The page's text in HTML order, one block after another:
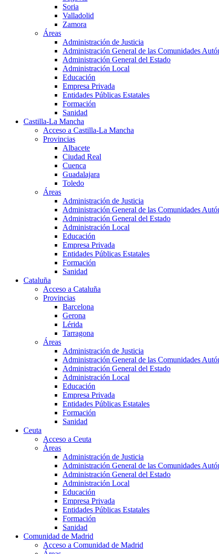
Soria
Valladolid
Zamora
Áreas
Administración de Justicia
Administración General de las Comunidades
Administración General del Estado
Administración Local
Educación
Empresa Privada
Entidades Públicas Estatales
Formación
Sanidad
Castilla-La Mancha
Acceso a Castilla-La Mancha
Provincias
Albacete
Ciudad Real
Cuenca
Guadalajara
Toledo
Áreas
Administración de Justicia
Administración General de las Comunidades
Administración General del Estado
Administración Local
Educación
Empresa Privada
Entidades Públicas Estatales
Formación
Sanidad
Cataluña
Acceso a Cataluña
Provincias
Barcelona
Gerona
Lérida
Tarragona
Áreas
Administración de Justicia
Administración General de las Comunidades
Administración General del Estado
Administración Local
Educación
Empresa Privada
Entidades Públicas Estatales
Formación
Sanidad
Ceuta
Acceso a Ceuta
Áreas
Administración de Justicia
Administración General de las Comunidades
Administración General del Estado
Administración Local
Educación
Empresa Privada
Entidades Públicas Estatales
Formación
Sanidad
Comunidad de Madrid
Acceso a Comunidad de Madrid